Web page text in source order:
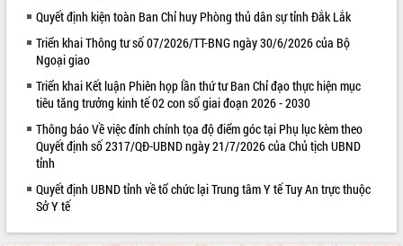
Khám bệnh, cấp phát thuốc miễn phí
và tặng quà người dân xã Cư Pui
Hội nghị UBND tỉnh Đắk Lắk thường kỳ
tháng 7/2026
Lễ truy tặng danh hiệu “Bà Mẹ Việt
Nam Anh hùng” và trao Huân chương
Lao động
UBND tỉnh Đắk Lắk triển khai nhiệm
vụ 6 tháng cuối năm 2026
ALBUM ẢNH
Quyết định kiện toàn Ban Chỉ huy Phòng thủ dân sự tỉnh Đắk Lắk
Triển khai Thông tư số 07/2026/TT-BNG ngày 30/6/2026 của Bộ
Ngoại giao
Triển khai Kết luận Phiên họp lần thứ tư Ban Chỉ đạo thực hiện mục
tiêu tăng trưởng kinh tế 02 con số giai đoạn 2026 - 2030
Thông báo Về việc đính chính tọa độ điểm góc tại Phụ lục kèm theo
Quyết định số 2317/QĐ-UBND ngày 21/7/2026 của Chủ tịch UBND
tỉnh
Quyết định UBND tỉnh về tổ chức lại Trung tâm Y tế Tuy An trực thuộc
Sở Y tế